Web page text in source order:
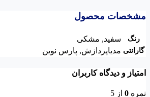
مشخصات محصول
رنگ سفید, مشکی
گارانتی مدیاپردازش, پارس نوین
امتیاز و دیدگاه کاربران
نمره 0 از 5